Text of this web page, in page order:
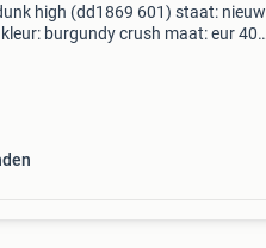
high (dd1869 601) staat: nieuw
burgundy crush maat: eur 40